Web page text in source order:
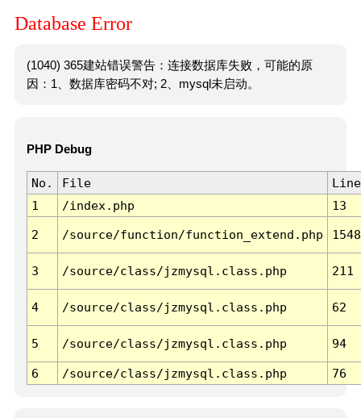
Database Error
(1040) 365建站错误警告：连接数据库失败，可能的原
因：1、数据库密码不对; 2、mysql未启动。
PHP Debug
No. File
Line
1
/index.php 13
2 /source/function/function_extend.php 1548
3 /source/class/jzmysql.class.php 211
4 /source/class/jzmysql.class.php 62
5 /source/class/jzmysql.class.php 94
6 /source/class/jzmysql.class.php 76